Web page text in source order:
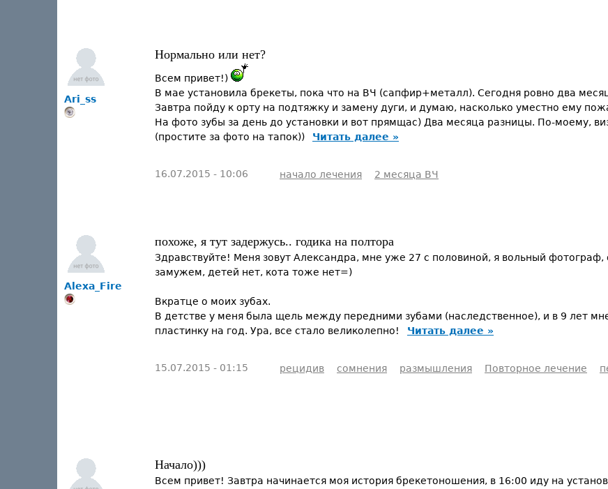
Ari_ss
Нормально или нет?
Всем привет!)
В мае установила брекеты, пока что на ВЧ (сапфир+металл). Сегодня ровно два
Завтра пойду к орту на подтяжку и замену дуги, и думаю, насколько уместно ему
На фото зубы за день до установки и вот прямщас) Два месяца разницы. По-моему,
(простите за фото на тапок))
Читать далее »
16.07.2015 - 10:06 начало лечения 2 месяца ВЧ
Alexa_Fire
похоже, я тут задержусь.. годика на полтора
Здравствуйте! Меня зовут Александра, мне уже 27 с половиной, я вольный
замужем, детей нет, кота тоже нет=)
Вкратце о моих зубах.
В детстве у меня была щель между передними зубами (наследственное), и в 9 лет
пластинку на год. Ура, все стало великолепно!
Читать далее »
15.07.2015 - 01:15 рецидив сомнения размышления Повторное лечение
Начало)))
Всем привет! Завтра начинается моя история брекетоношения, в 16:00 иду на